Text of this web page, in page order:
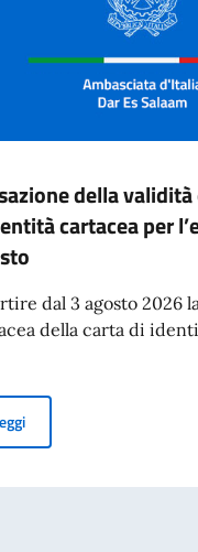
Tajani, in occasione del
accademico 2026-
della
cartacea per
dal 3 agosto 2026
della carta di
Cessazione della validità